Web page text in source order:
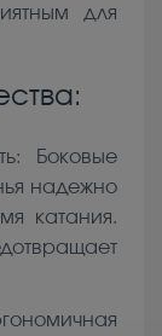
для
Боковые
надежно
катания.